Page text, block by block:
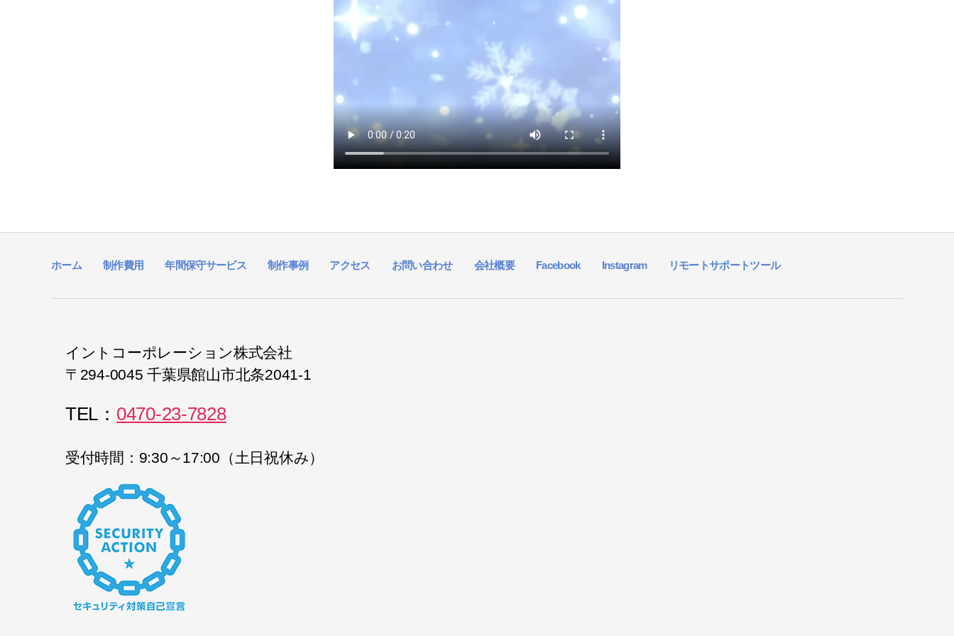
ホーム 制作費用 年間保守サービス 制作事例 アクセス お問い合わせ 会社概要 Facebook Instagram リモートサポートツール
イントコーポレーション株式会社
〒294-0045 千葉県館山市北条2041-1
TEL： 0470-23-7828
受付時間：9:30～17:00（土日祝休み）